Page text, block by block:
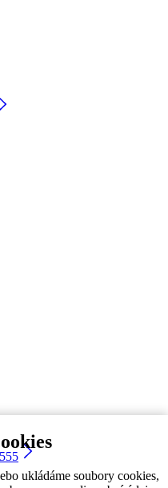
ukládáme soubory cookies,